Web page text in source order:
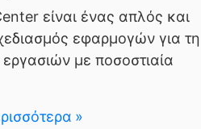
είναι ένας απλός και
εφαρμογών για τη
εργασιών με ποσοστιαία